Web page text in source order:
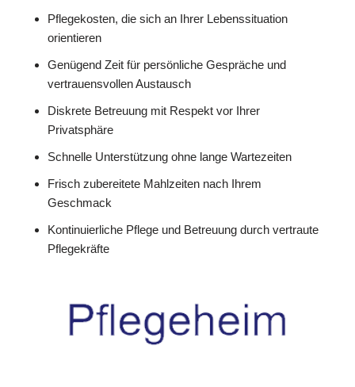
Pflegekosten, die sich an Ihrer Lebenssituation
orientieren
Genügend Zeit für persönliche Gespräche und
vertrauensvollen Austausch
Diskrete Betreuung mit Respekt vor Ihrer
Privatsphäre
Schnelle Unterstützung ohne lange Wartezeiten
Frisch zubereitete Mahlzeiten nach Ihrem
Geschmack
Kontinuierliche Pflege und Betreuung durch vertraute
Pflegekräfte